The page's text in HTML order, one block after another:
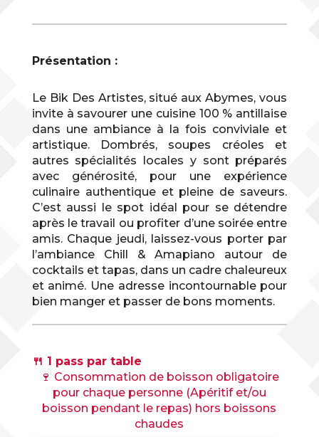
Présentation :
Le Bik Des Artistes, situé aux Abymes, vous
invite à savourer une cuisine 100 % antillaise
dans une ambiance à la fois conviviale et
artistique. Dombrés, soupes créoles et
autres spécialités locales y sont préparés
avec générosité, pour une expérience
culinaire authentique et pleine de saveurs.
C’est aussi le spot idéal pour se détendre
après le travail ou profiter d’une soirée entre
amis. Chaque jeudi, laissez-vous porter par
l’ambiance Chill & Amapiano autour de
cocktails et tapas, dans un cadre chaleureux
et animé. Une adresse incontournable pour
bien manger et passer de bons moments.
🍴 1 pass par table
🍷 Consommation de boisson obligatoire
pour chaque personne (Apéritif et/ou
boisson pendant le repas) hors boissons
chaudes